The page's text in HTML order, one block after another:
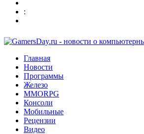
:
Главная
Новости
Программы
Железо
MMORPG
Консоли
Мобильные
Рецензии
Видео